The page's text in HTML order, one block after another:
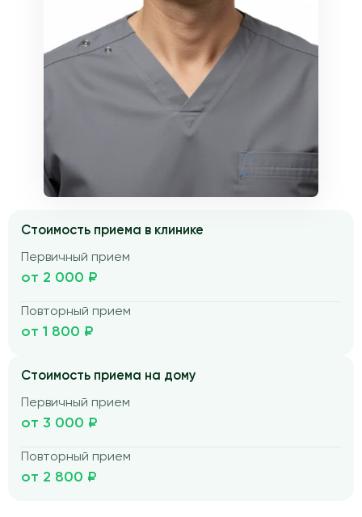
Стоимость приема в клинике
Первичный прием
от 2 000 ₽
Повторный прием
от 1 800 ₽
Стоимость приема на дому
Первичный прием
от 3 000 ₽
Повторный прием
от 2 800 ₽